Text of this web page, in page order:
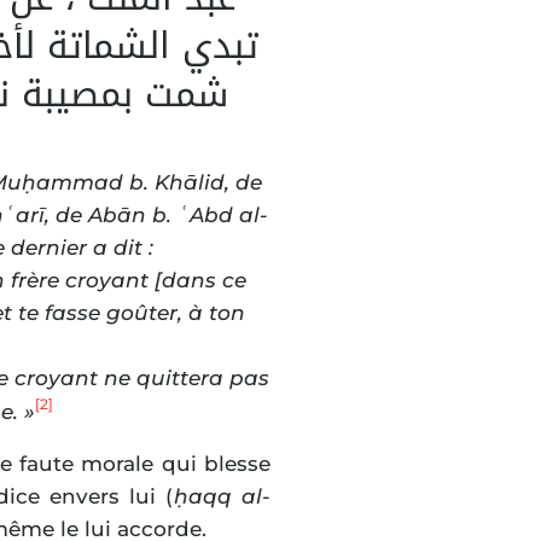
تبدي الشماتة
شمت بمصيبة
b. Khālid, de
de Abān b. ʿAbd al-
dernier a dit :
frère croyant [dans ce
te fasse goûter, à ton
croyant ne quittera pas
»[2]
faute morale qui blesse
envers lui (ḥaqq al-
le lui accorde.